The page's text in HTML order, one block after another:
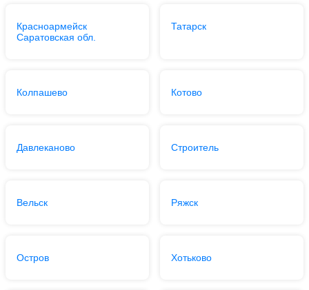
Красноармейск
Саратовская обл.
Татарск
Колпашево Котово
Давлеканово Строитель
Вельск Ряжск
Остров Хотьково